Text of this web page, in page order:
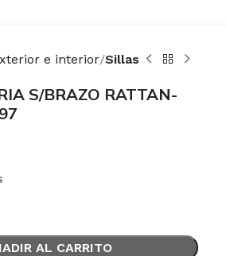
e interior Sillas
S/BRAZO RATTAN-
AL CARRITO